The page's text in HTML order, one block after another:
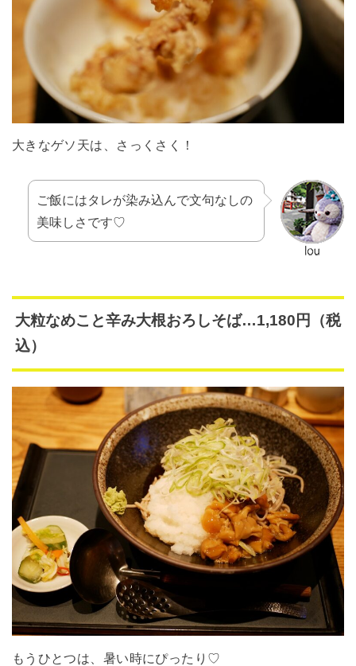
大きなゲソ天は、さっくさく！
ご飯にはタレが染み込んで文句なしの
美味しさです♡
大粒なめこと辛み大根おろしそば…1,180円（税
込）
もうひとつは、暑い時にぴったり♡